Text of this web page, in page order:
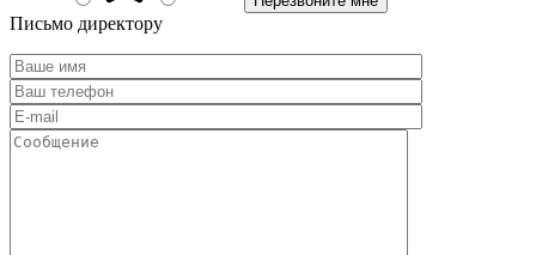
Письмо директору